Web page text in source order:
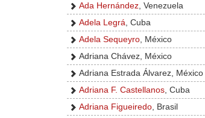
Ada Hernández , Venezuela
Adela Legrá , Cuba
Adela Sequeyro , México
Adriana Chávez, México
Adriana Estrada Álvarez, México
Adriana F. Castellanos , Cuba
Adriana Figueiredo , Brasil